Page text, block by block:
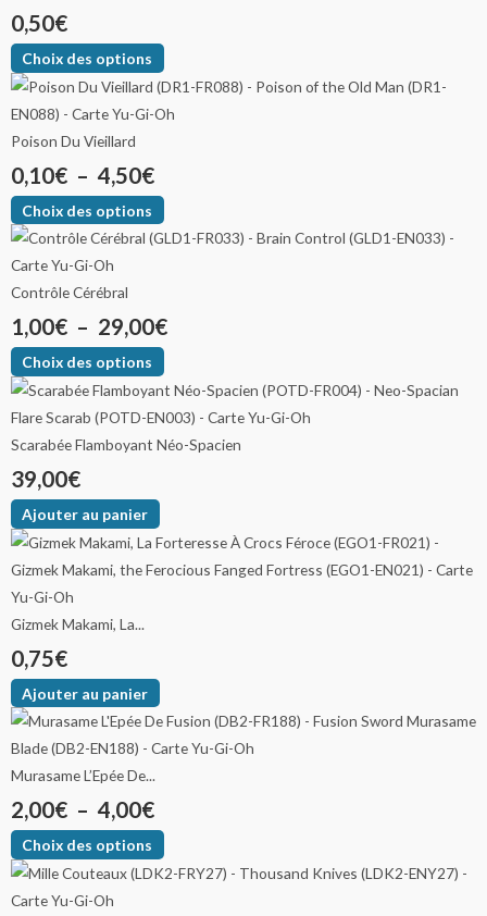
0,50€
Choix des options
Poison Du Vieillard
0,10€ – 4,50€
Choix des options
Contrôle Cérébral
1,00€ – 29,00€
Choix des options
Scarabée Flamboyant Néo-Spacien
39,00€
Ajouter au panier
Gizmek Makami, La...
0,75€
Ajouter au panier
Murasame L’Epée De...
2,00€ – 4,00€
Choix des options